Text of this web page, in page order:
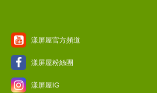
漾屏屋官方頻道
漾屏屋粉絲團
漾屏屋IG